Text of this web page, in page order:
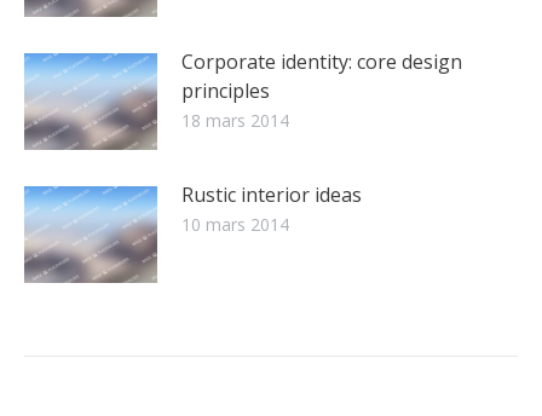
Corporate identity: core design
principles
18 mars 2014
Rustic interior ideas
10 mars 2014